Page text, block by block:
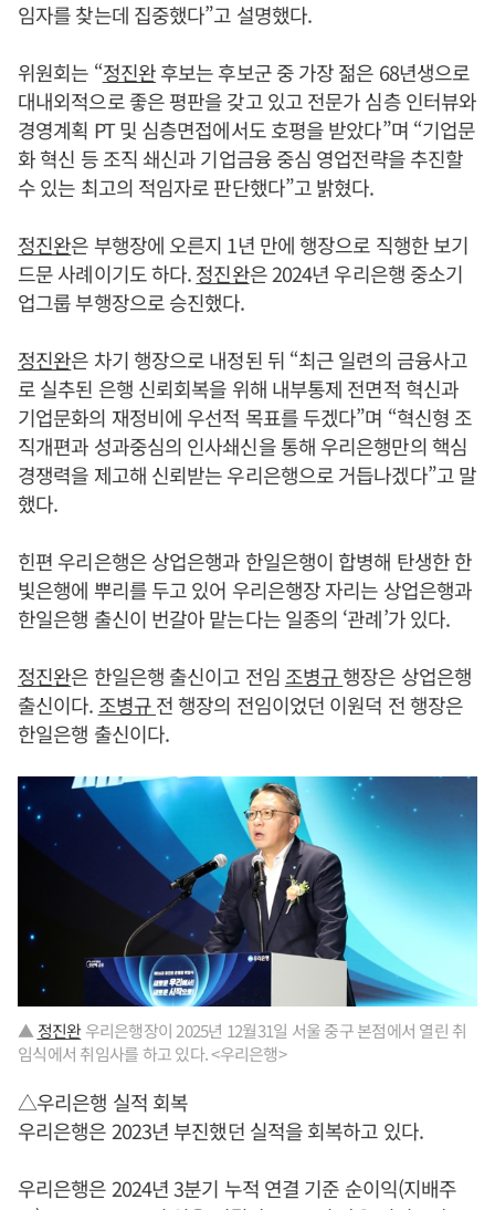
임자를 찾는데 집중했다”고 설명했다.
위원회는 “정진완후보는 후보군 중 가장 젊은 68년생으로
대내외적으로 좋은 평판을 갖고 있고 전문가 심층 인터뷰와
경영계획 PT 및 심층면접에서도 호평을 받았다”며 “기업문
화 혁신 등 조직 쇄신과 기업금융 중심 영업전략을 추진할
수 있는 최고의 적임자로 판단했다”고 밝혔다.
정진완은 부행장에 오른지 1년 만에 행장으로 직행한 보기
드문 사례이기도 하다.정진완은 2024년 우리은행 중소기
업그룹 부행장으로 승진했다.
정진완은 차기 행장으로 내정된 뒤 “최근 일련의 금융사고
로 실추된 은행 신뢰회복을 위해 내부통제 전면적 혁신과
기업문화의 재정비에 우선적 목표를 두겠다”며 “혁신형 조
직개편과 성과중심의 인사쇄신을 통해 우리은행만의 핵심
경쟁력을 제고해 신뢰받는 우리은행으로 거듭나겠다”고 말
했다.
힌편 우리은행은 상업은행과 한일은행이 합병해 탄생한 한
빛은행에 뿌리를 두고 있어 우리은행장 자리는 상업은행과
한일은행 출신이 번갈아 맡는다는 일종의 ‘관례’가 있다.
정진완은 한일은행 출신이고 전임 조병규행장은 상업은행
출신이다. 조병규전 행장의 전임이었던 이원덕 전 행장은
한일은행 출신이다.
▲ 정진완우리은행장이 2025년 12월31일 서울 중구 본점에서 열린 취
임식에서 취임사를 하고 있다. <우리은행>
△우리은행 실적 회복
우리은행은 2023년 부진했던 실적을 회복하고 있다.
우리은행은 2024년 3분기 누적 연결 기준 순이익(지배주